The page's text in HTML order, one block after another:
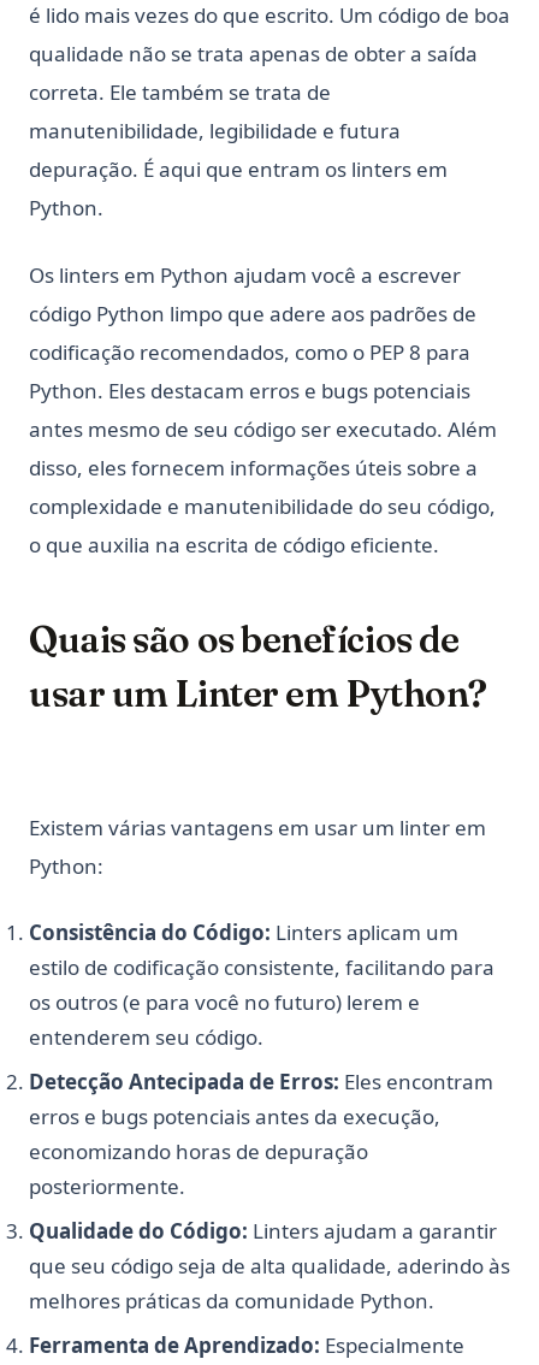
é lido mais vezes do que escrito. Um código de boa
qualidade não se trata apenas de obter a saída
correta. Ele também se trata de
manutenibilidade, legibilidade e futura
depuração. É aqui que entram os linters em
Python.
Os linters em Python ajudam você a escrever
código Python limpo que adere aos padrões de
codificação recomendados, como o PEP 8 para
Python. Eles destacam erros e bugs potenciais
antes mesmo de seu código ser executado. Além
disso, eles fornecem informações úteis sobre a
complexidade e manutenibilidade do seu código,
o que auxilia na escrita de código eficiente.
Quais são os benefícios de
usar um Linter em Python?
Existem várias vantagens em usar um linter em
Python:
Consistência do Código: Linters aplicam um
estilo de codificação consistente, facilitando para
os outros (e para você no futuro) lerem e
entenderem seu código.
Detecção Antecipada de Erros: Eles encontram
erros e bugs potenciais antes da execução,
economizando horas de depuração
posteriormente.
Qualidade do Código: Linters ajudam a garantir
que seu código seja de alta qualidade, aderindo às
melhores práticas da comunidade Python.
Ferramenta de Aprendizado: Especialmente